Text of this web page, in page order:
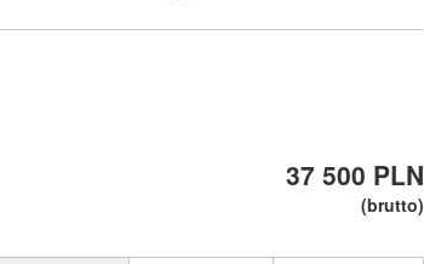
37 500 PLN
(brutto)